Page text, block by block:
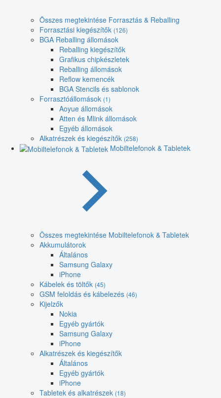
Összes megtekintése Forrasztás & Reballing
Forrasztási kiegészítők (126)
BGA Reballing állomások
Reballing kiegészítők
Grafikus chipkészletek
Reballing állomások
Reflow kemencék
BGA Stencils és sablonok
Forrasztóállomások (1)
Aoyue állomások
Atten és Mlink állomások
Egyéb állomások
Alkatrészek és kiegészítők (258)
Mobiltelefonok & Tabletek
Összes megtekintése Mobiltelefonok & Tabletek
Akkumulátorok
Általános
Samsung Galaxy
iPhone
Kábelek és töltők (45)
GSM feloldás és kábelezés (46)
Kijelzők
Nokia
Egyéb gyártók
Samsung Galaxy
iPhone
Alkatrészek és kiegészítők
Általános
Egyéb gyártók
iPhone
Tabletek és alkatrészek (18)